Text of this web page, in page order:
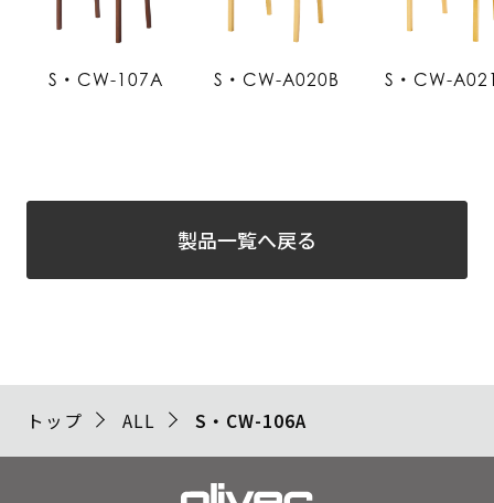
S・CW-107A S・CW-A020B S・CW-
製品一覧へ戻る
トップ ALL S・CW-106A